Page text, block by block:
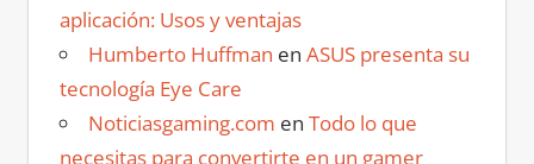
aplicación: Usos y ventajas
Humberto Huffman en ASUS presenta su
tecnología Eye Care
Noticiasgaming.com en Todo lo que
necesitas para convertirte en un gamer